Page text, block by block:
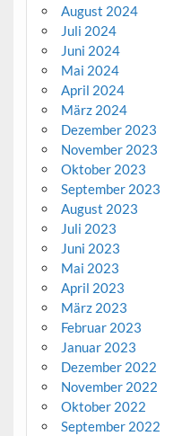
August 2024
Juli 2024
Juni 2024
Mai 2024
April 2024
März 2024
Dezember 2023
November 2023
Oktober 2023
September 2023
August 2023
Juli 2023
Juni 2023
Mai 2023
April 2023
März 2023
Februar 2023
Januar 2023
Dezember 2022
November 2022
Oktober 2022
September 2022